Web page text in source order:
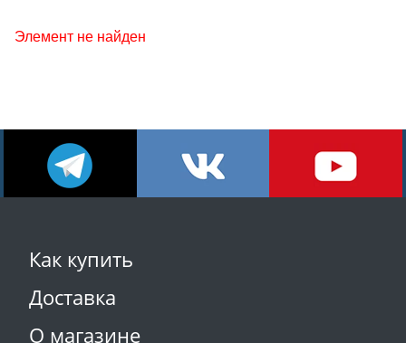
Элемент не найден
Как купить
Доставка
О магазине